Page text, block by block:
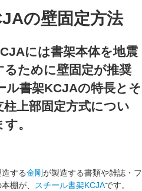
の壁固定方法
には書架本体を地震
ために壁固定が推奨
ル書架KCJAの特長とそ
上部固定方式につい
。
する金剛が製造する書類や雑誌・フ
棚が、 スチール書架KCJAです。